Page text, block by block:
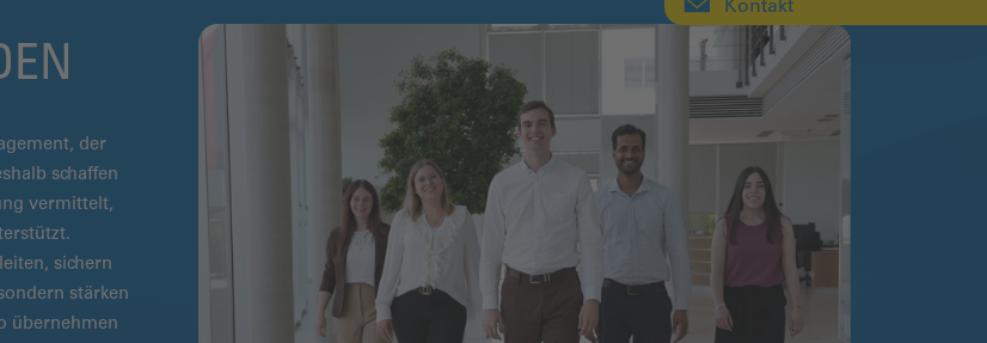
der
schaffen
vermittelt,
sichern
stärken
übernehmen
Kontakt